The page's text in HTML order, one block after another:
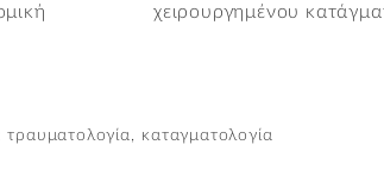
χειρουργημένου
τραυματολογία, καταγματολογία